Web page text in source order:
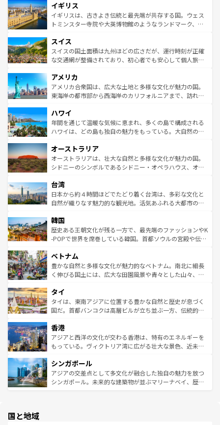
いる。シャンパンの発祥地であるランス、プロヴァンスの
香り高いラベンダー畑など、多彩な楽しみ方が可能だ。さ
らに、パリ以外の地域にも魅力が溢れており、どの街角に
れる地方に足を運ぶとそれぞれで全く異なる文化を体験で
きるだろう。 なお、新着のフランス情報はコンテンツ一覧
を参照してほしい。
顔を持つこの国は、どこを歩いても飽きることがない。ベ
ルリンの文化的活気、バイエルン州のアルプスの絶景、そ
してライン川沿いのワイン畑といった風景は必見。ビール
は、お酒好きな人にはぜひ体験してほしい。 なお、新着の
ドイツ情報はコンテンツ一覧を参照してほしい。
イギリス
イギリスは、古きよき伝統と最先端が共存する国。ウェス
トミンスター寺院や大英博物館のようなランドマーク、歴
リアごとに異なる魅力がある。また、優雅なアフタヌーン
ティー、ビール好きにはたまらない英国パブ、サッカー観
戦など、本場だからこそできる体験も豊富。イギリスを旅
ンツ一覧を参照してほしい。
スイス
スイスの国土面積は九州ほどの広さだが、運行時刻が正確
な交通網が整備されており、初心者でも安心して個人旅行
の建物がそのまま残る町や、スイスならではのユニークな
博物館もあり、アルプス観光だけでなく町歩きも満喫する
ことができる。国民の所得が高いため物価も高いが、旅行
ば市内交通費無料で観光を楽しむこともできる。 なお、新
着のスイス情報はコンテンツ一覧 を参照してほしい。
アメリカ
アメリカ合衆国は、広大な土地と多様な文化が魅力の国。
東海岸の都市部から西海岸のカリフォルニアまで、訪れる
のような巨大都市は、観光、ショッピング、エンターテイ
ンメントが詰まった刺激的なスポットだ。一方、アメリカ
西部には大自然が広がり、グランドキャニオンやイエロー
部のニューオーリンズでは、音楽と美食が融合した独特の
文化が魅力。旅行者はアメリカの各地域で異なる魅力を楽
しみながら、その多様性と豊かな歴史を感じることができ
ならではの贅沢な旅のスタイルだ。 なお、新着のアメリカ
情報はコンテンツ一覧を参照してほしい。
ハワイ
年間を通じて温暖な気候に恵まれ、多くの島で構成される
ハワイは、どの島も独自の魅力をもっている。大自然の神
ワイ島は見逃せない。また、定番の観光地といえばオアフ
島だが、静かな自然を求めるならマウイ島やカウアイ島が
おすすめ。エメラルドグリーンに輝く海をはじめ、豊かな
れるおもてなしの心で訪れる人々を迎えてくれるハワイの
人々、おいしいローカルフードやハワイアンミュージッ
ク、伝統的なフラダンスなど、すべてがハワイの魅力を彩
ワイを、存分に味わってほしい。 なお、新着のハワイ情報
はコンテンツ一覧を参照してほしい。
オーストラリア
オーストラリアは、壮大な自然と多様な文化が魅力の国。
シドニーのシンボルであるシドニー・オペラハウス、オー
リアリーフや大陸中央部にそびえるウルル（エアーズロッ
ク）、タスマニアの美しい原生林やケアンズの熱帯雨林な
ど、見どころがたくさん。また、カフェやワイン、オージ
いる。アクティビティも充実しており、サーフィンやダイ
ビング、ハイキングなど、アウトドア好きにはたまらな
い。オーストラリアの多彩な魅力を存分に味わいつくそ
参照してほしい。
台湾
日本から約４時間ほどでたどり着く台湾は、多彩な文化と
自然が織りなす魅力的な観光地。活気あふれる大都市の台
ン）、静ひつな山岳地帯である台湾東部など、都市の喧騒
と山間の静けさが共存しており、訪れる人に新しい発見と
驚きをもたらしてくれる。また、奥深い台湾の食文化も魅
容にもいいと評判のスイーツなど、バラエティ豊かな料理
が味わえる。 なお、新着の台湾情報は コンテンツ一覧を参
照してほしい。
韓国
歴史ある王朝文化が残る一方で、最先端のファッションやK
-POPで世界を席巻している韓国。首都ソウルの宮殿や伝統
き、地方に足を延ばせば四季折々の自然美を楽しむことが
できる。そして、キムチや焼肉、絶品のストリートフード
まで、さまざまな韓国料理が待っている。夜には、韓国な
リティに包まれながら、韓国の多彩な魅力を心ゆくまで味
わってみてほしい。 なお、新着の韓国情報はコンテンツ一
覧を参照してほしい。
ベトナム
豊かな自然と多様な文化が魅力的なベトナム。南北に細長
く伸びる国土には、広大な田園風景や青々とした山々、世
急速な発展と共に伝統が息づく。ハノイの古い町並みやホ
ーチミン市のフランス統治時代の建物も、独特の雰囲気を
醸し出している。また、バラエティの豊かさとおいしさで
とつ。フォーやバインミー、ベトナムコーヒーなどは、ぜ
ひ現地で味わいたい。どの地域を訪れてもあたたかい人々
が旅行者を迎えてくれるので、きっと忘れられない旅にな
参照してほしい。
タイ
タイは、東南アジアに位置する豊かな自然と歴史が息づく
国だ。首都バンコクは高層ビルが立ち並ぶ一方、伝統的な
の活気が交差している。北部ではチェンマイなどの山岳地
帯で自然と触れ合い、南部ではプーケットやクラビの美し
いビーチでリゾート気分を楽しむことができる。タイ料理
激する。気候は一年中温暖で、どの季節にも異なる楽しみ
が待っている。親しみやすいタイの人々、仏教を中心とし
た文化、そして多様な観光資源が、訪れる旅人を魅了し続
香港
アジアと西洋の文化が交わる香港は、特有のエネルギーを
もっている。ヴィクトリア湾に広がる壮大な景色、近未来
み、どこを訪れても感動するはず。観光スポットが密集し
ており、効率よく見どころを回れるのも魅力。息をのむよ
うな絶景から文化的な体験まで、香港を存分に楽しみ尽く
シンガポール
アジアの交差点として多文化が融合した独自の魅力を放つ
シンガポール。未来的な建築物が並ぶマリーナベイ、歴史
国と地域